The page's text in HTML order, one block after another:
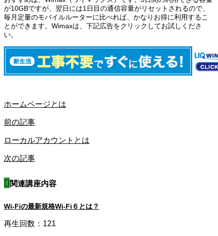
が10GBですが、翌日には1日目の通信容量がリセットされるので、
毎月定量のモバイルルーターに比べれば、かなりお得に利用するこ
とができます。Wimaxは、下記広告をクリックしてお試しくださ
い。
ホームページとは
前の記事
ローカルアカウントとは
次の記事
関連講座内容
Wi-Fiの最新規格Wi-Fi６とは？
再生回数：121